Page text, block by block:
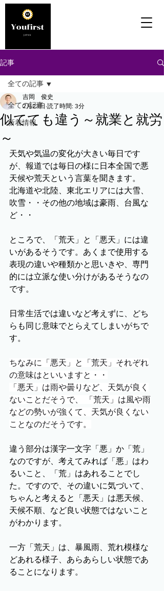
記事
全ての記事
新着情報
全ての記事
似てても違う～就業と就労
～
吉岡 俊史
2月23日 読了時間: 3分
天気や気温の変化が大きい毎日です
が、報道では毎日の様に日本全国で悪
天候や荒天という言葉を聞きます。
北海道や北陸、東北エリアには大雪、
吹雪・・その他の地域は豪雨、台風な
ど・・
ところで、「荒天」と「悪天」には違
いがあるそうです。あくまで使用する
表現の違いや種類かと思いきや、専門
的には立派な使い分けがあるそうなの
です。
日常生活では違いなど考えずに、どち
らも同じ意味でとらえてしまいがちで
す。
ちなみに「悪天」と「荒天」それぞれ
の意味はといいますと・・
「悪天」は雨や曇りなど、天気が良く
ないことだそうで、 「荒天」は風や雨
などの勢いが強くて、天気が良くない
ことなのだそうです。
違う部分は漢字一文字「悪」か「荒」
なのですが、考えてみれば「悪」はわ
るいこと、「荒」はあれることでし
た。ですので、その違いに気づいて、
ちゃんと考えると「悪天」は悪天候、
天候不順、など良い状態ではないこと
がわかります。
一方「荒天」は、暴風雨、荒れ模様な
どあれる様子、あらあらしい状態であ
ることになります。